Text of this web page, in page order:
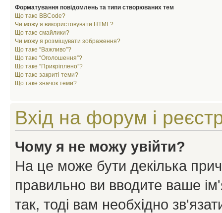
Форматування повідомлень та типи створюваних тем
Що таке BBCode?
Чи можу я використовувати HTML?
Що таке смайлики?
Чи можу я розміщувати зображення?
Що таке “Важливо”?
Що таке “Оголошення”?
Що таке “Прикріплено”?
Що таке закриті теми?
Що таке значок теми?
Вхід на форум і
Чому я не можу увійти?
На це може бути декілька
правильно ви вводите ваше
так, тоді вам необхідно